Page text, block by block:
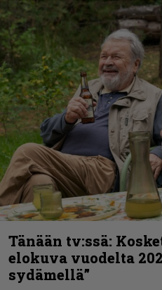
Tänään tv:ssä:
elokuva vuodelta
sydämellä”